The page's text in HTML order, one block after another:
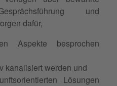
und
dafür,
Aspekte besprochen
kanalisiert werden und
Lösungen